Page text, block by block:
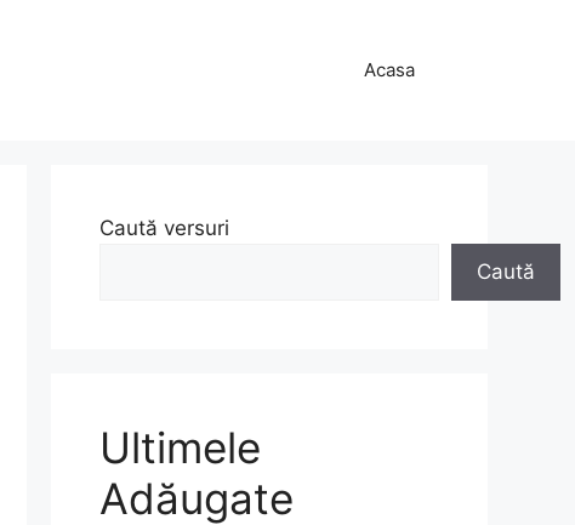
Acasa
Caută versuri
Caută
Ultimele
Adăugate